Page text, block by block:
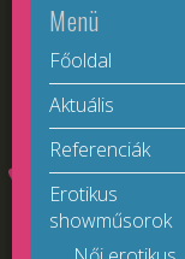
Menü
Főoldal
Aktuális
Referenciák
Erotikus
showműsorok